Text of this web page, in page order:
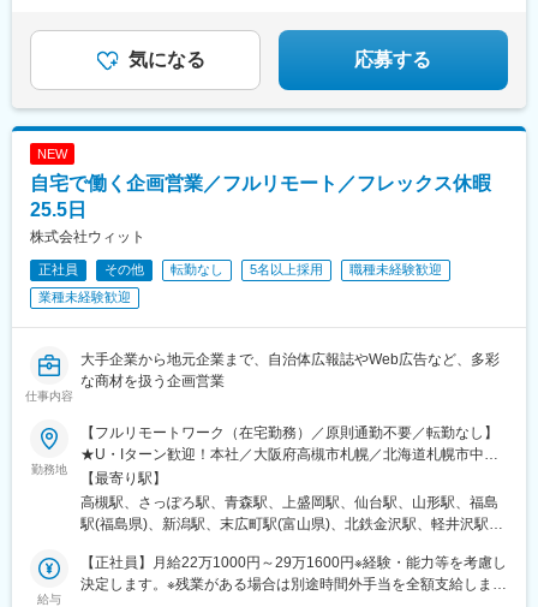
宇品四丁目駅、東岩瀬駅、呉服町駅(福岡県)
～／試用期間中：257,000円～■富山／川越月給224,000円～／試
用期間中：富山／209,000円～・川越／215,270円～）■山陽月給
250,370円～／試用期間中：220,250円～■飯塚／小倉／久留米／
佐世保／別府／防府／武雄／唐津／中洲月給240,530円～／試用
期間中：220,250円～）
■U・Iターン歓迎（引越費用補助）
気になる 応募する
NEW
自宅で働く企画営業／フルリモート／フレックス休暇
25.5日
株式会社ウィット
正社員 その他 転勤なし 5名以上採用
職種未経験歓迎
業種未経験歓迎
仕事内容
大手企業から地元企業まで、自治体広報誌やWeb広告など、多彩
な商材を扱う企画営業
勤務地
【フルリモートワーク（在宅勤務）／原則通勤不要／転勤なし】
★U・Iターン歓迎！本社／大阪府高槻市札幌／北海道札幌市中央
区青森／青森県青森市盛岡／岩手県盛岡市仙台／宮城県仙台市青
葉区山形／山形県山形市福島／福島県福島市新潟／新潟県新潟市
中央区高岡／富山県高岡市金沢／石川県金沢市軽井沢／長野県北
水戸市東京／東京都千代田区静岡／静岡県静岡市葵区名古屋／愛
知県名古屋市中村区岐阜／岐阜県高山市神戸／兵庫県神戸中央区
【最寄り駅】
高槻駅、さっぽろ駅、青森駅、上盛岡駅、仙台駅、山形駅、福島
駅(福島県)、新潟駅、末広町駅(富山県)、北鉄金沢駅、軽井沢駅、
近鉄名古屋駅、新島々駅、旧居留地・大丸前駅、京都駅、奈良
駅、和歌山市駅、漕代駅、彦根駅、鳥取駅、松江しんじ湖温泉
給与
【正社員】月給22万1000円～29万1600円※経験・能力等を考慮し
決定します。※残業がある場合は別途時間外手当を全額支給しま